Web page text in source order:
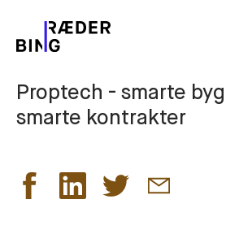
Proptech - smarte
smarte kontrakter